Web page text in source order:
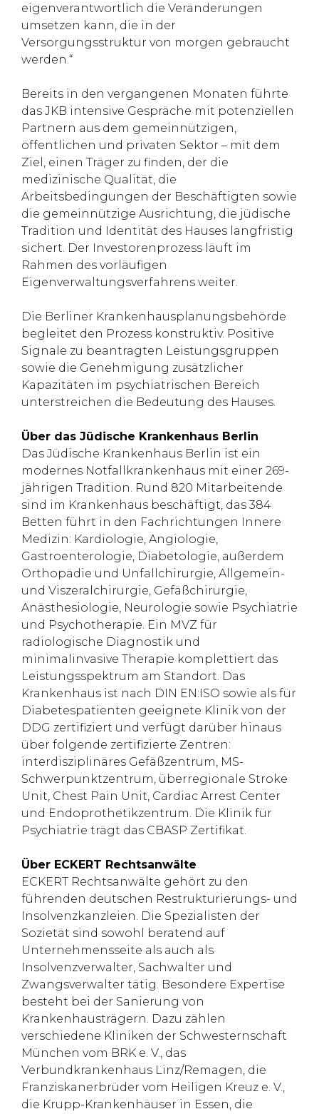
eigenverantwortlich die Veränderungen
umsetzen kann, die in der
Versorgungsstruktur von morgen gebraucht
werden.“
Bereits in den vergangenen Monaten führte
das JKB intensive Gespräche mit potenziellen
Partnern aus dem gemeinnützigen,
öffentlichen und privaten Sektor – mit dem
Ziel, einen Träger zu finden, der die
medizinische Qualität, die
Arbeitsbedingungen der Beschäftigten sowie
die gemeinnützige Ausrichtung, die jüdische
Tradition und Identität des Hauses langfristig
sichert. Der Investorenprozess läuft im
Rahmen des vorläufigen
Eigenverwaltungsverfahrens weiter.
Die Berliner Krankenhausplanungsbehörde
begleitet den Prozess konstruktiv. Positive
Signale zu beantragten Leistungsgruppen
sowie die Genehmigung zusätzlicher
Kapazitäten im psychiatrischen Bereich
unterstreichen die Bedeutung des Hauses.
Über das Jüdische Krankenhaus Berlin
Das Jüdische Krankenhaus Berlin ist ein
modernes Notfallkrankenhaus mit einer 269-
jährigen Tradition. Rund 820 Mitarbeitende
sind im Krankenhaus beschäftigt, das 384
Betten führt in den Fachrichtungen Innere
Medizin: Kardiologie, Angiologie,
Gastroenterologie, Diabetologie, außerdem
Orthopädie und Unfallchirurgie, Allgemein-
und Viszeralchirurgie, Gefäßchirurgie,
Anästhesiologie, Neurologie sowie Psychiatrie
und Psychotherapie. Ein MVZ für
radiologische Diagnostik und
minimalinvasive Therapie komplettiert das
Leistungsspektrum am Standort. Das
Krankenhaus ist nach DIN EN:ISO sowie als für
Diabetespatienten geeignete Klinik von der
DDG zertifiziert und verfügt darüber hinaus
über folgende zertifizierte Zentren:
interdisziplinäres Gefäßzentrum, MS-
Schwerpunktzentrum, überregionale Stroke
Unit, Chest Pain Unit, Cardiac Arrest Center
und Endoprothetikzentrum. Die Klinik für
Psychiatrie trägt das CBASP Zertifikat.
Über ECKERT Rechtsanwälte
ECKERT Rechtsanwälte gehört zu den
führenden deutschen Restrukturierungs- und
Insolvenzkanzleien. Die Spezialisten der
Sozietät sind sowohl beratend auf
Unternehmensseite als auch als
Insolvenzverwalter, Sachwalter und
Zwangsverwalter tätig. Besondere Expertise
besteht bei der Sanierung von
Krankenhausträgern. Dazu zählen
verschiedene Kliniken der Schwesternschaft
München vom BRK e. V., das
Verbundkrankenhaus Linz/Remagen, die
Franziskanerbrüder vom Heiligen Kreuz e. V.,
die Krupp-Krankenhäuser in Essen, die